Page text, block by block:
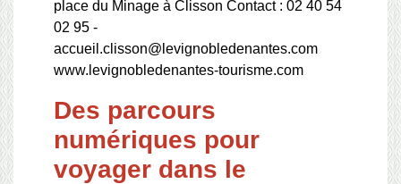
place du Minage à Clisson Contact : 02 40 54
02 95 -
accueil.clisson@levignobledenantes.com
www.levignobledenantes-tourisme.com
Des parcours
numériques pour
voyager dans le